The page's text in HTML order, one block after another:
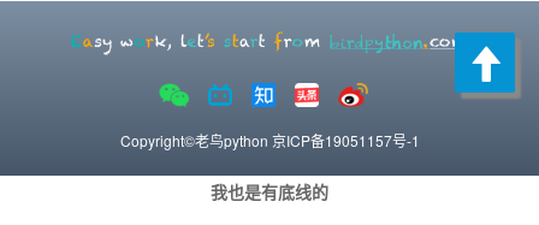
Copyright©老鸟python 京ICP备19051157号-1
我也是有底线的